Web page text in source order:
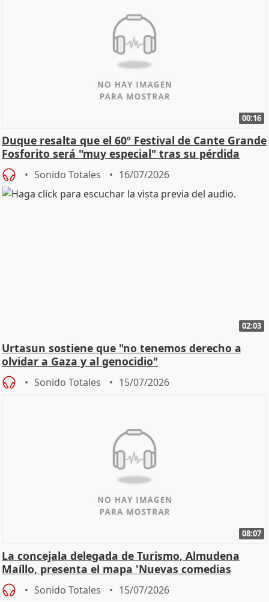
00:16
Duque resalta que el 60º Festival de Cante Grande
Fosforito será "muy especial" tras su pérdida
Sonido Totales 16/07/2026
02:03
Urtasun sostiene que "no tenemos derecho a
olvidar a Gaza y al genocidio"
Sonido Totales 15/07/2026
08:07
La concejala delegada de Turismo, Almudena
Maíllo, presenta el mapa 'Nuevas comedias
madrileñas'
Sonido Totales 15/07/2026